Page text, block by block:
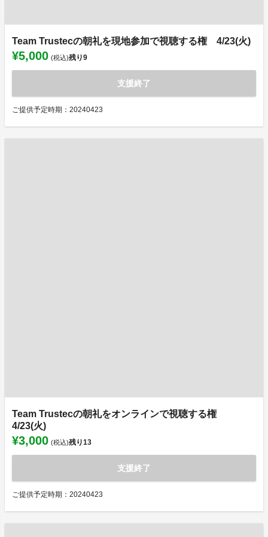
Team Trustecの朝礼を現地参加で視聴する権 4/23(火)
¥5,000 (税込)残り9
支援終了
ご提供予定時期：20240423
Team Trustecの朝礼をオンラインで視聴する権
4/23(火)
¥3,000 (税込)残り13
支援終了
ご提供予定時期：20240423